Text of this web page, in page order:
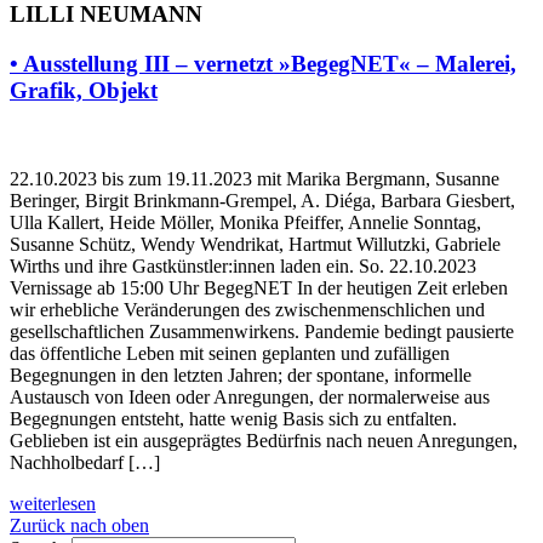
LILLI NEUMANN
• Ausstellung III – vernetzt »BegegNET« – Malerei,
Grafik, Objekt
22.10.2023 bis zum 19.11.2023 mit Marika Bergmann, Susanne
Beringer, Birgit Brinkmann-Grempel, A. Diéga, Barbara Giesbert,
Ulla Kallert, Heide Möller, Monika Pfeiffer, Annelie Sonntag,
Susanne Schütz, Wendy Wendrikat, Hartmut Willutzki, Gabriele
Wirths und ihre Gastkünstler:innen laden ein. So. 22.10.2023
Vernissage ab 15:00 Uhr BegegNET In der heutigen Zeit erleben
wir erhebliche Veränderungen des zwischenmenschlichen und
gesellschaftlichen Zusammenwirkens. Pandemie bedingt pausierte
das öffentliche Leben mit seinen geplanten und zufälligen
Begegnungen in den letzten Jahren; der spontane, informelle
Austausch von Ideen oder Anregungen, der normalerweise aus
Begegnungen entsteht, hatte wenig Basis sich zu entfalten.
Geblieben ist ein ausgeprägtes Bedürfnis nach neuen Anregungen,
Nachholbedarf […]
weiterlesen
Zurück nach oben